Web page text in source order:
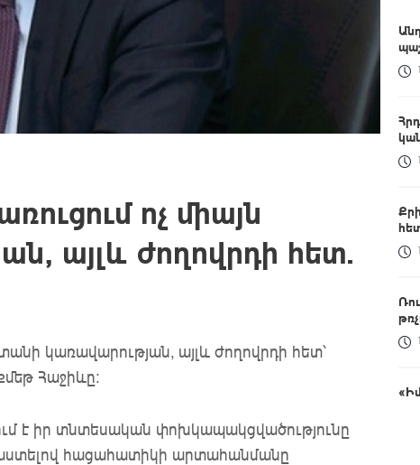
ոչ միայն
այլև ժողովրդի հետ.
կառավարության, այլև ժողովրդի հետ՝
Հաջիևը:
է իր տնտեսական փոխկապակցվածությունը
հացահատիկի արտահանմանը